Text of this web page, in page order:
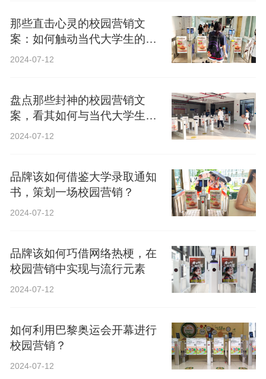
那些直击心灵的校园营销文
案：如何触动当代大学生的心
弦？
2024-07-12
盘点那些封神的校园营销文
案，看其如何与当代大学生精
神共鸣？
2024-07-12
品牌该如何借鉴大学录取通知
书，策划一场校园营销？
2024-07-12
品牌该如何巧借网络热梗，在
校园营销中实现与流行元素
2024-07-12
如何利用巴黎奥运会开幕进行
校园营销？
2024-07-12